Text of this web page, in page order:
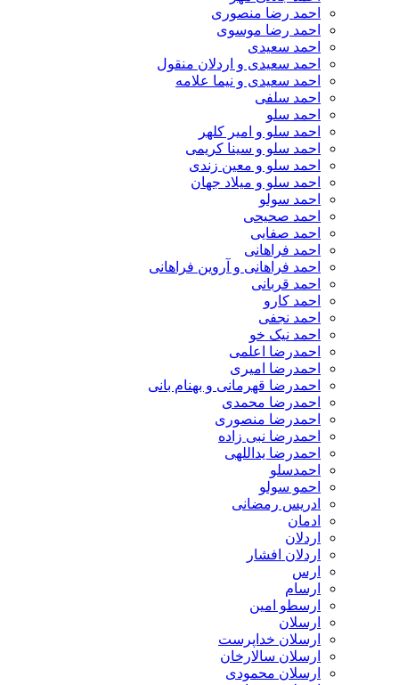
احمد رضا منصوری
احمد رضا موسوی
احمد سعیدی
احمد سعیدی و اردلان منقول
احمد سعیدی و نیما علامه
احمد سلفی
احمد سلو
احمد سلو و امیر کلهر
احمد سلو و سینا کریمی
احمد سلو و معین زندی
احمد سلو و میلاد جهان
احمد سولو
احمد صحیحی
احمد صفایی
احمد فراهانی
احمد فراهانی و آروین فراهانی
احمد قربانی
احمد کارو
احمد نجفی
احمد نیک خو
احمدرضا اعلمی
احمدرضا امیری
احمدرضا قهرمانی و بهنام بانی
احمدرضا محمدی
احمدرضا منصوری
احمدرضا نبی زاده
احمدرضا یداللهی
احمدسلو
احمو سولو
ادریس رمضانی
ادمان
اردلان
اردلان افشار
ارس
ارسام
ارسطو امین
ارسلان
ارسلان خداپرست
ارسلان سالارخان
ارسلان محمودی